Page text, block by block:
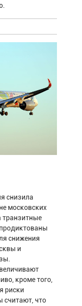
снизила
московских
транзитные
снижения
и
кроме того,
риски
считают, что